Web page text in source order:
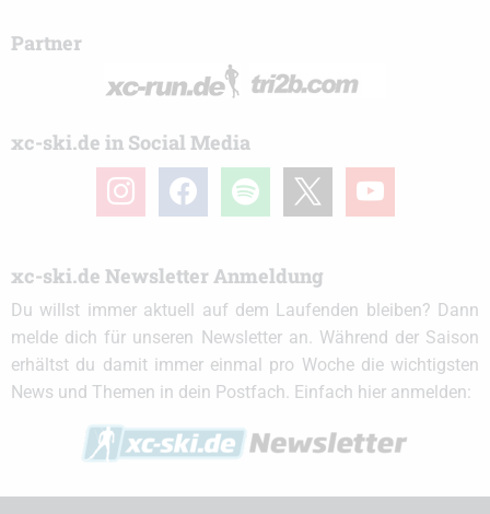
Partner
xc-ski.de in Social Media
instagramfacebook spotify youtube
xc-ski.de Newsletter Anmeldung
Du willst immer aktuell auf dem Laufenden bleiben? Dann
melde dich für unseren Newsletter an. Während der Saison
erhältst du damit immer einmal pro Woche die wichtigsten
News und Themen in dein Postfach. Einfach hier anmelden: